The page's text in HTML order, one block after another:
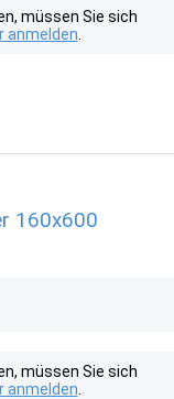
müssen Sie sich
anmelden
160x600
müssen Sie sich
anmelden